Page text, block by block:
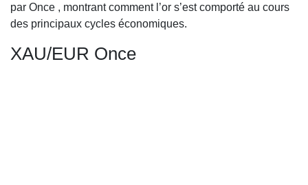
par Once , montrant comment l’or s’est comporté au cours
des principaux cycles économiques.
XAU/EUR Once